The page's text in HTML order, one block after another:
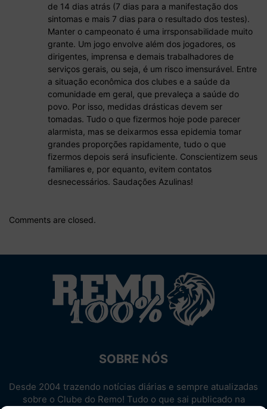
de 14 dias atrás (7 dias para a manifestação dos
sintomas e mais 7 dias para o resultado dos testes).
Manter o campeonato é uma irrsponsabilidade muito
grante. Um jogo envolve além dos jogadores, os
dirigentes, imprensa e demais trabalhadores de
serviços gerais, ou seja, é um risco imensurável. Entre
a situação econômica dos clubes e a saúde da
comunidade em geral, que prevaleça a saúde do
povo. Por isso, medidas drásticas devem ser
tomadas. Tudo o que fizermos hoje pode parecer
alarmista, mas se deixarmos essa epidemia tomar
grandes proporções rapidamente, tudo o que
fizermos depois será insuficiente. Conscientizem seus
familiares e, por equanto, evitem contatos
desnecessários. Saudações Azulinas!
Comments are closed.
SOBRE NÓS
Desde 2004 trazendo notícias diárias e sempre atualizadas
sobre o Clube do Remo! Tudo o que sai publicado na